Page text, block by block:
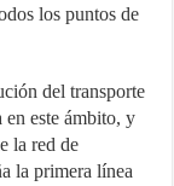
los puntos de
del transporte
este ámbito, y
la red de
la primera línea